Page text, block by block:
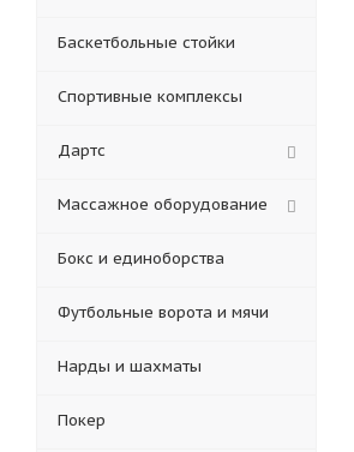
Баскетбольные стойки
Спортивные комплексы
Дартс
Массажное оборудование
Бокс и единоборства
Футбольные ворота и мячи
Нарды и шахматы
Покер